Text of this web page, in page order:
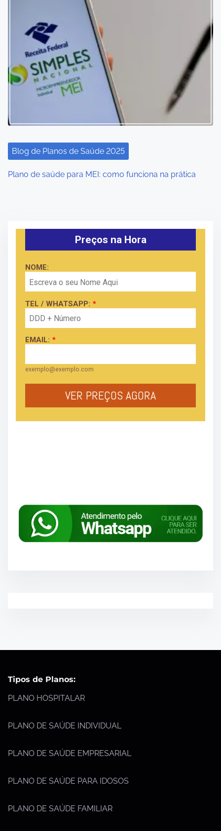
Blog de Planos de Saúde 2025
Plano de saúde para MEI: como funciona na prática
Tipos de Planos:
PLANO HOSPITALAR
PLANO DE SAÚDE INDIVIDUAL
PLANO DE SAÚDE EMPRESARIAL
PLANO DE SAÚDE PARA IDOSOS
PLANO DE SAÚDE FAMILIAR